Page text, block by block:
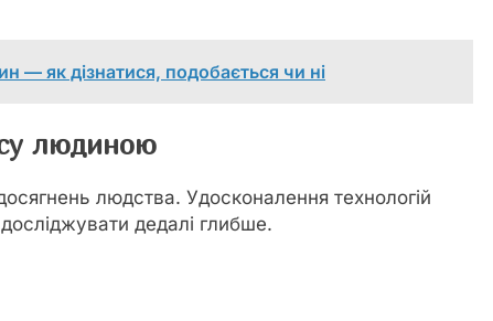
— як дізнатися, подобається чи ні
людиною
людства. Удосконалення технологій
дедалі глибше.